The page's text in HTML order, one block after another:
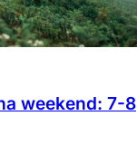
weekend: 7-8